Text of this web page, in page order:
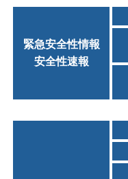
緊急安全性情報
安全性速報